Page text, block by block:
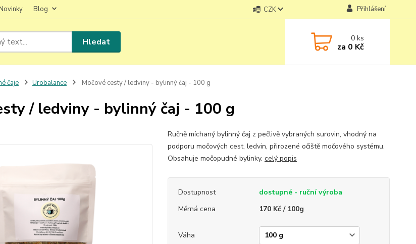
Blog CZK Přihlášení
Hledat 0ks
za 0 Kč
čaje Urobalance Močové cesty / ledviny - bylinný čaj - 100 g
/ ledviny - bylinný čaj - 100 g
Ručně míchaný bylinný čaj z pečlivě vybraných surovin, vhodný na
podporu močových cest, ledvin, přirozené očiště močového systému.
Obsahuje močopudné bylinky. celý popis
Dostupnost
dostupné - ruční výroba
Měrná cena
170 Kč / 100g
Váha